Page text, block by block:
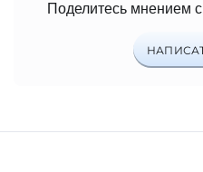
Поделитесь мнением